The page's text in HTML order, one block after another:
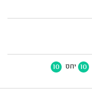
10 יחס 10